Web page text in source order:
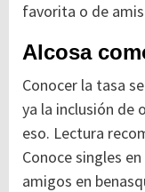
favorita o de
Alcosa
Conocer la tasa
ya la inclusión de
eso. Lectura
Conoce singles
amigos en